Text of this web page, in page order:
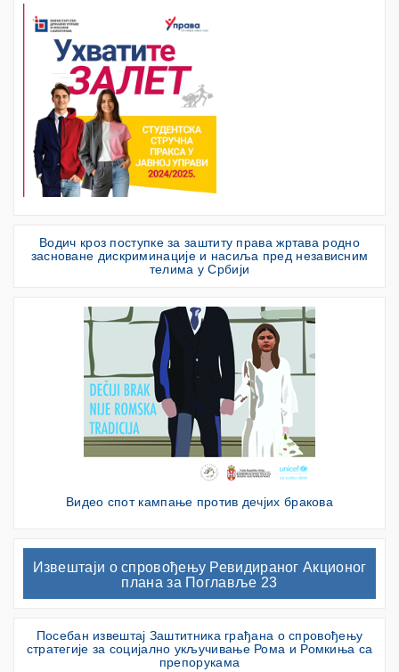
Водич кроз поступке за заштиту права жртава родно
засноване дискриминације и насиља пред независним
телима у Србији
Видео спот кампање против дечјих бракова
Извештаји о спровођењу Ревидираног Акционог
плана за Поглавље 23
Посебан извештај Заштитника грађана о спровођењу
стратегије за социјално укључивање Рома и Ромкиња са
препорукама